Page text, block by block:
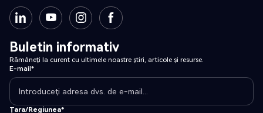
Buletin informativ
Rămâneți la curent cu ultimele noastre știri, articole și resurse.
E-mail*
Țara/Regiunea*